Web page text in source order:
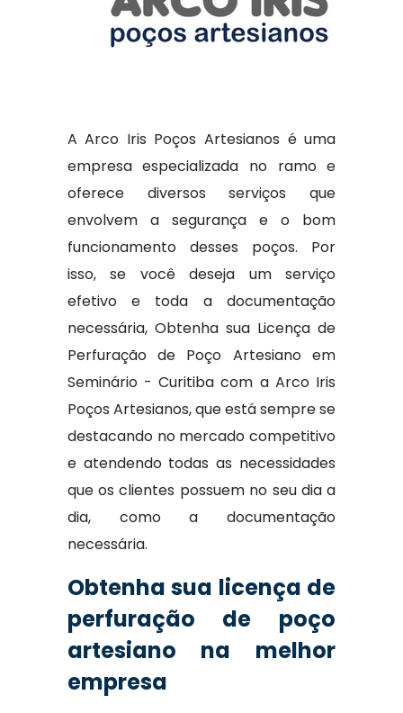
A Arco Iris Poços Artesianos é uma
empresa especializada no ramo e
oferece diversos serviços que
envolvem a segurança e o bom
funcionamento desses poços. Por
isso, se você deseja um serviço
efetivo e toda a documentação
necessária, Obtenha sua Licença de
Perfuração de Poço Artesiano em
Seminário - Curitiba com a Arco Iris
Poços Artesianos, que está sempre se
destacando no mercado competitivo
e atendendo todas as necessidades
que os clientes possuem no seu dia a
dia, como a documentação
necessária.
Obtenha sua licença de
perfuração de poço
artesiano na melhor
empresa